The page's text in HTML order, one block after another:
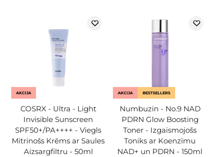
AKCIJA
COSRX - Ultra - Light
Invisible Sunscreen
SPF50+/PA++++ - Viegls
Mitrinošs Krēms ar Saules
Aizsargfiltru - 50ml
AKCIJA BESTSELLERS
Numbuzin - No.9 NAD
PDRN Glow Boosting
Toner - Izgaismojošs
Toniks ar Koenzīmu
NAD+ un PDRN - 150ml